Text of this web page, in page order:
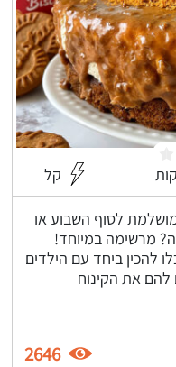
קל
לסוף השבוע או
מרשימה במיוחד!
להכין ביחד עם הילדים
את הקינוח
2646